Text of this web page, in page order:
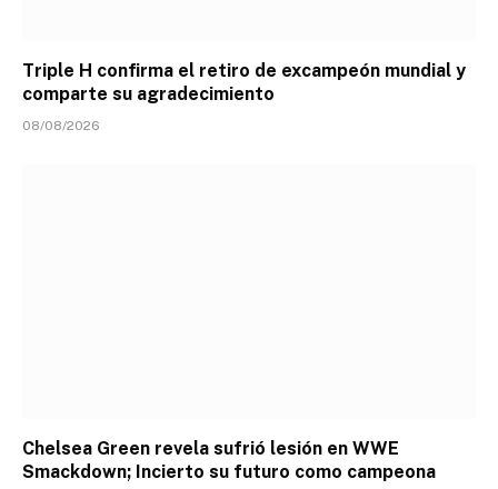
Triple H confirma el retiro de excampeón mundial y
comparte su agradecimiento
08/08/2026
Chelsea Green revela sufrió lesión en WWE
Smackdown; Incierto su futuro como campeona